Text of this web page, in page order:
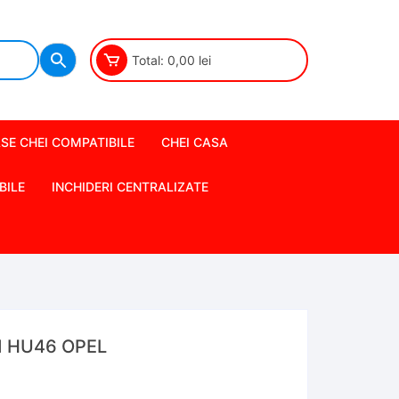
Total: 0,00 lei
CHEI COMPATIBILE CHEI CASA
INCHIDERI CENTRALIZATE
OPEL